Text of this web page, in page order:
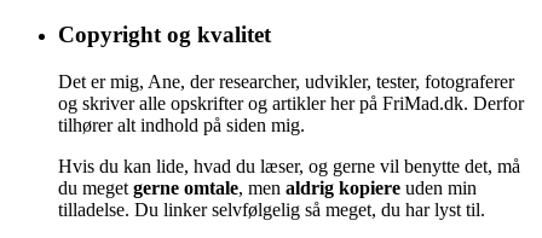
Copyright og kvalitet
Det er mig, Ane, der researcher, udvikler, tester, fotograferer
og skriver alle opskrifter og artikler her på FriMad.dk. Derfor
tilhører alt indhold på siden mig.
Hvis du kan lide, hvad du læser, og gerne vil benytte det, må
du meget gerne omtale, men aldrig kopiere uden min
tilladelse. Du linker selvfølgelig så meget, du har lyst til.